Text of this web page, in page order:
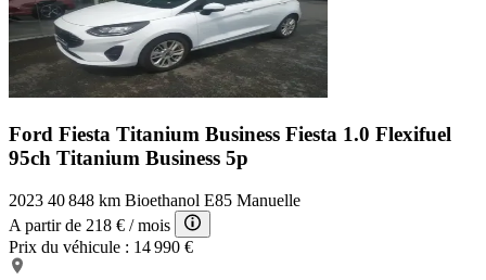
Ford Fiesta Titanium Business Fiesta 1.0 Flexifuel
95ch Titanium Business 5p
2023 40 848 km Bioethanol E85 Manuelle
A partir de 218 € / mois
Prix du véhicule : 14 990 €